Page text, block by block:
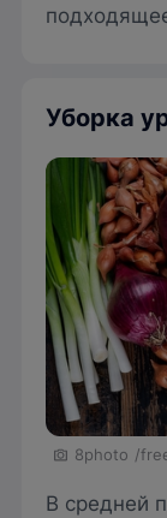
Уборка
8photo /
В средней